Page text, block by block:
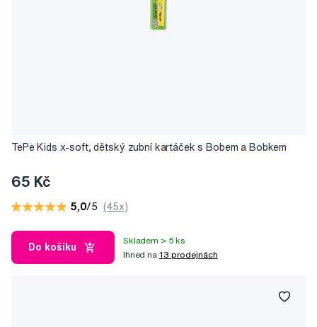
TePe Kids x-soft, dětský zubní kartáček s Bobem a Bobkem
65 Kč
5,0/5 (45x)
Do košíku
Skladem > 5 ks
Ihned na 13 prodejnách